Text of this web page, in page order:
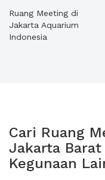
Ruang Meeting di
Jakarta Aquarium
Indonesia
Cari Ruang
Jakarta
Kegunaan